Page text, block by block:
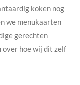
koken nog
we menukaarten
gerechten
over hoe wij dit zelf